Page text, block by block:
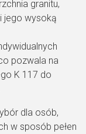
granitu,
jego wysoką
pozwala na
K 117 do
dla osób,
w sposób pełen